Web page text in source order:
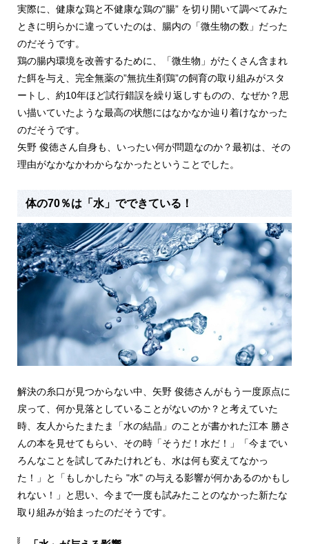
実際に、健康な鶏と不健康な鶏の"腸” を切り開いて調べてみた
ときに明らかに違っていたのは、腸内の「微生物の数」だった
のだそうです。
鶏の腸内環境を改善するために、「微生物」がたくさん含まれ
た餌を与え、完全無薬の”無抗生剤鶏”の飼育の取り組みがスタ
ートし、約10年ほど試行錯誤を繰り返しすものの、なぜか？思
い描いていたような最高の状態にはなかなか辿り着けなかった
のだそうです。
矢野 俊徳さん自身も、いったい何が問題なのか？最初は、その
理由がなかなかわからなかったということでした。
体の70％は「水」でできている！
解決の糸口が見つからない中、矢野 俊徳さんがもう一度原点に
戻って、何か見落としていることがないのか？と考えていた
時、友人からたまたま「水の結晶」のことが書かれた江本 勝さ
んの本を見せてもらい、その時「そうだ！水だ！」「今までい
ろんなことを試してみたけれども、水は何も変えてなかっ
た！」と「もしかしたら "水" の与える影響が何かあるのかもし
れない！」と思い、今まで一度も試みたことのなかった新たな
取り組みが始まったのだそうです。